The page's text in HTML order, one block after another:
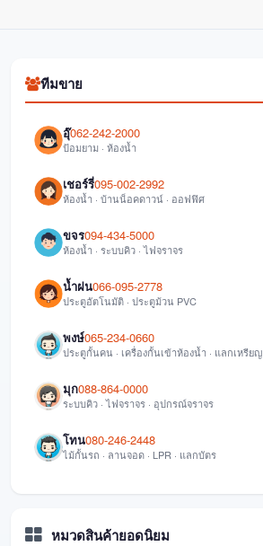
ทีมขาย
อุ๊062-242-2000
ป้อมยาม · ห้องน้ำ
เชอร์รี่095-002-2992
ห้องน้ำ · บ้านน็อคดาวน์ · ออฟฟิศ
ขจร094-434-5000
ห้องน้ำ · ระบบคิว · ไฟจราจร
น้ำฝน066-095-2778
ประตูอัตโนมัติ · ประตูม้วน PVC
พงษ์065-234-0660
ประตูกั้นคน · เครื่องกั้นเข้าห้องน้ำ · แลกเหรียญ
มุก088-864-0000
ระบบคิว · ไฟจราจร · อุปกรณ์จราจร
โทน080-246-2448
ไม้กั้นรถ · ลานจอด · LPR · แลกบัตร
หมวดสินค้ายอดนิยม